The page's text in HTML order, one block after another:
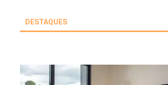
DESTAQUES